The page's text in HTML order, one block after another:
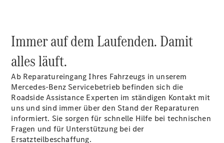
Gebrauchtwagensuche
Junge
Sterne
Digitale
Extras
Immer auf dem Laufenden. Damit
alles läuft.
Ab Reparatureingang Ihres Fahrzeugs in unserem
Mercedes-Benz Servicebetrieb befinden sich die
Roadside Assistance Experten im ständigen Kontakt mit
uns und sind immer über den Stand der Reparaturen
informiert. Sie sorgen für schnelle Hilfe bei technischen
Fragen und für Unterstützung bei der
Ersatzteilbeschaffung.